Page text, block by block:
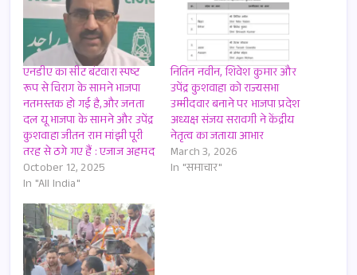
एनडीए का सीट बंटवारा स्पष्ट
रूप से चिराग के सामने भाजपा
नतमस्तक हो गई है,और जनता
दल यू भाजपा के सामने और उपेंद्र
कुशवाहा जीतन राम मांझी पूरी
तरह से ठगे गए हैं : एजाज अहमद
October 12, 2025
In "All India"
नितिन नवीन, शिवेश कुमार और
उपेंद्र कुशवाहा को राज्यसभा
उम्मीदवार बनाने पर भाजपा प्रदेश
अध्यक्ष संजय सरावगी ने केंद्रीय
नेतृत्व का जताया आभार
March 3, 2026
In "समाचार"